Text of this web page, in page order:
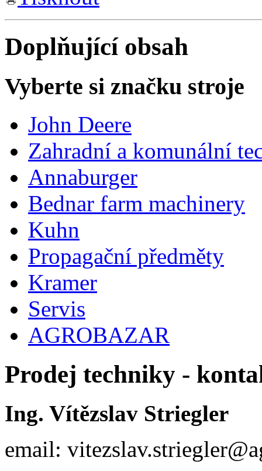
Doplňující obsah
Vyberte si značku stroje
John Deere
Zahradní a komunální
Annaburger
Bednar farm machinery
Kuhn
Propagační předměty
Kramer
Servis
AGROBAZAR
Prodej techniky -
Ing. Vítězslav Striegler
email: